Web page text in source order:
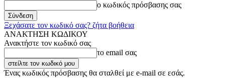
ο κωδικός πρόσβασης σας
Ξεχάσατε τον κωδικό σας? ζήτα βοήθεια
ΑΝΑΚΤΗΣΗ ΚΩΔΙΚΟΥ
Ανακτήστε τον κωδικό σας
το email σας
Ένας κωδικός πρόσβασης θα σταλθεί με e-mail σε εσάς.